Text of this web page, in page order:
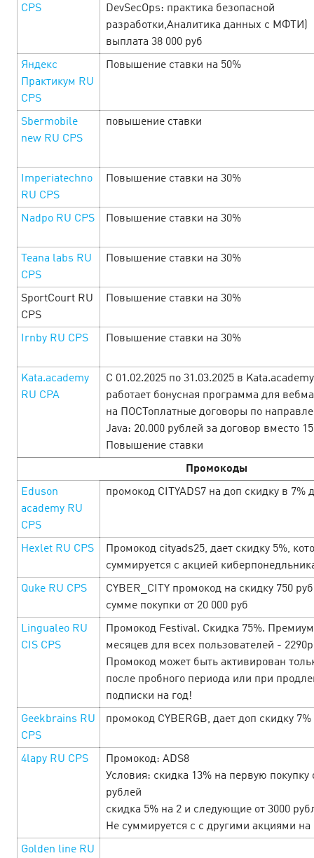
Включайся в майский фестиваль
Cityads
немного работы — и много выгоды. В праздничной
подборке тебя ждут офферы с щедрыми ставками,
LEARN MORE
MỞ MÀN THÁNG MỚI CÙNG CƠN MƯA
DEAL HOT TỪ DOUBLE DAY! 🎉3 April’25
Tháng mới bắt đầu, cơ hội săn sale cực đỉnh đã đến! 🔥
Đây chính là thời điểm vàng để thỏa sức mua sắm với loạt
LEARN MORE
CPS
DevSecOps: практика безопасной
разработки,Аналитика данных с МФТИ)
выплата 38 000 руб
Яндекс
Практикум RU
CPS
Повышение ставки на 50%
Sbermobile
new RU CPS
повышение ставки
Imperiatechno
RU CPS
Повышение ставки на 30%
Nadpo RU CPS Повышение ставки на 30%
Teana labs RU
CPS
Повышение ставки на 30%
SportCourt RU
CPS
Повышение ставки на 30%
Irnby RU СPS Повышение ставки на 30%
Kata.academy
RU CPA
С 01.02.2025 по 31.03.2025 в Kata.academy
работает бонусная программа для
на ПОСТоплатные договоры по
Java: 20.000 рублей за договор вместо
Повышение ставки
Промокоды
Eduson
academy RU
CPS
промокод CITYADS7 на доп скидку в 7%
Hexlet RU CPS
Промокод cityads25, дает скидку 5%,
суммируется с акцией
Quke RU CPS
CYBER_CITY промокод на скидку 750
сумме покупки от 20 000 руб
Lingualeo RU
CIS CPS
Промокод Festival. Скидка 75%.
месяцев для всех пользователей - 2290р
Промокод может быть активирован
после пробного периода или при
подписки на год!
Geekbrains RU
CPS
промокод CYBERGB, дает доп скидку 7%
4lapy RU CPS
Промокод: ADS8
Условия: скидка 13% на первую покупку
рублей
скидка 5% на 2 и следующие от 3000
Не суммируется с с другими акциями на
Golden line RU